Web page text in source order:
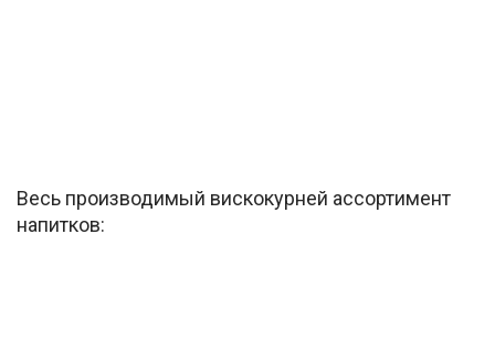
Весь производимый вискокурней ассортимент
напитков: